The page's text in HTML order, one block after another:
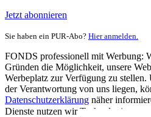
Jetzt abonnieren
Sie haben ein PUR-Abo? Hier anmelden.
FONDS professionell mit Werbung:
Gründen die Möglichkeit, unsere
Werbeplatz zur Verfügung zu
der Verantwortung von uns liegen,
Datenschutzerklärung näher
Dienste nutzen wir Technologien von